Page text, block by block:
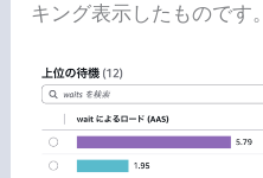
キング表示したものです。